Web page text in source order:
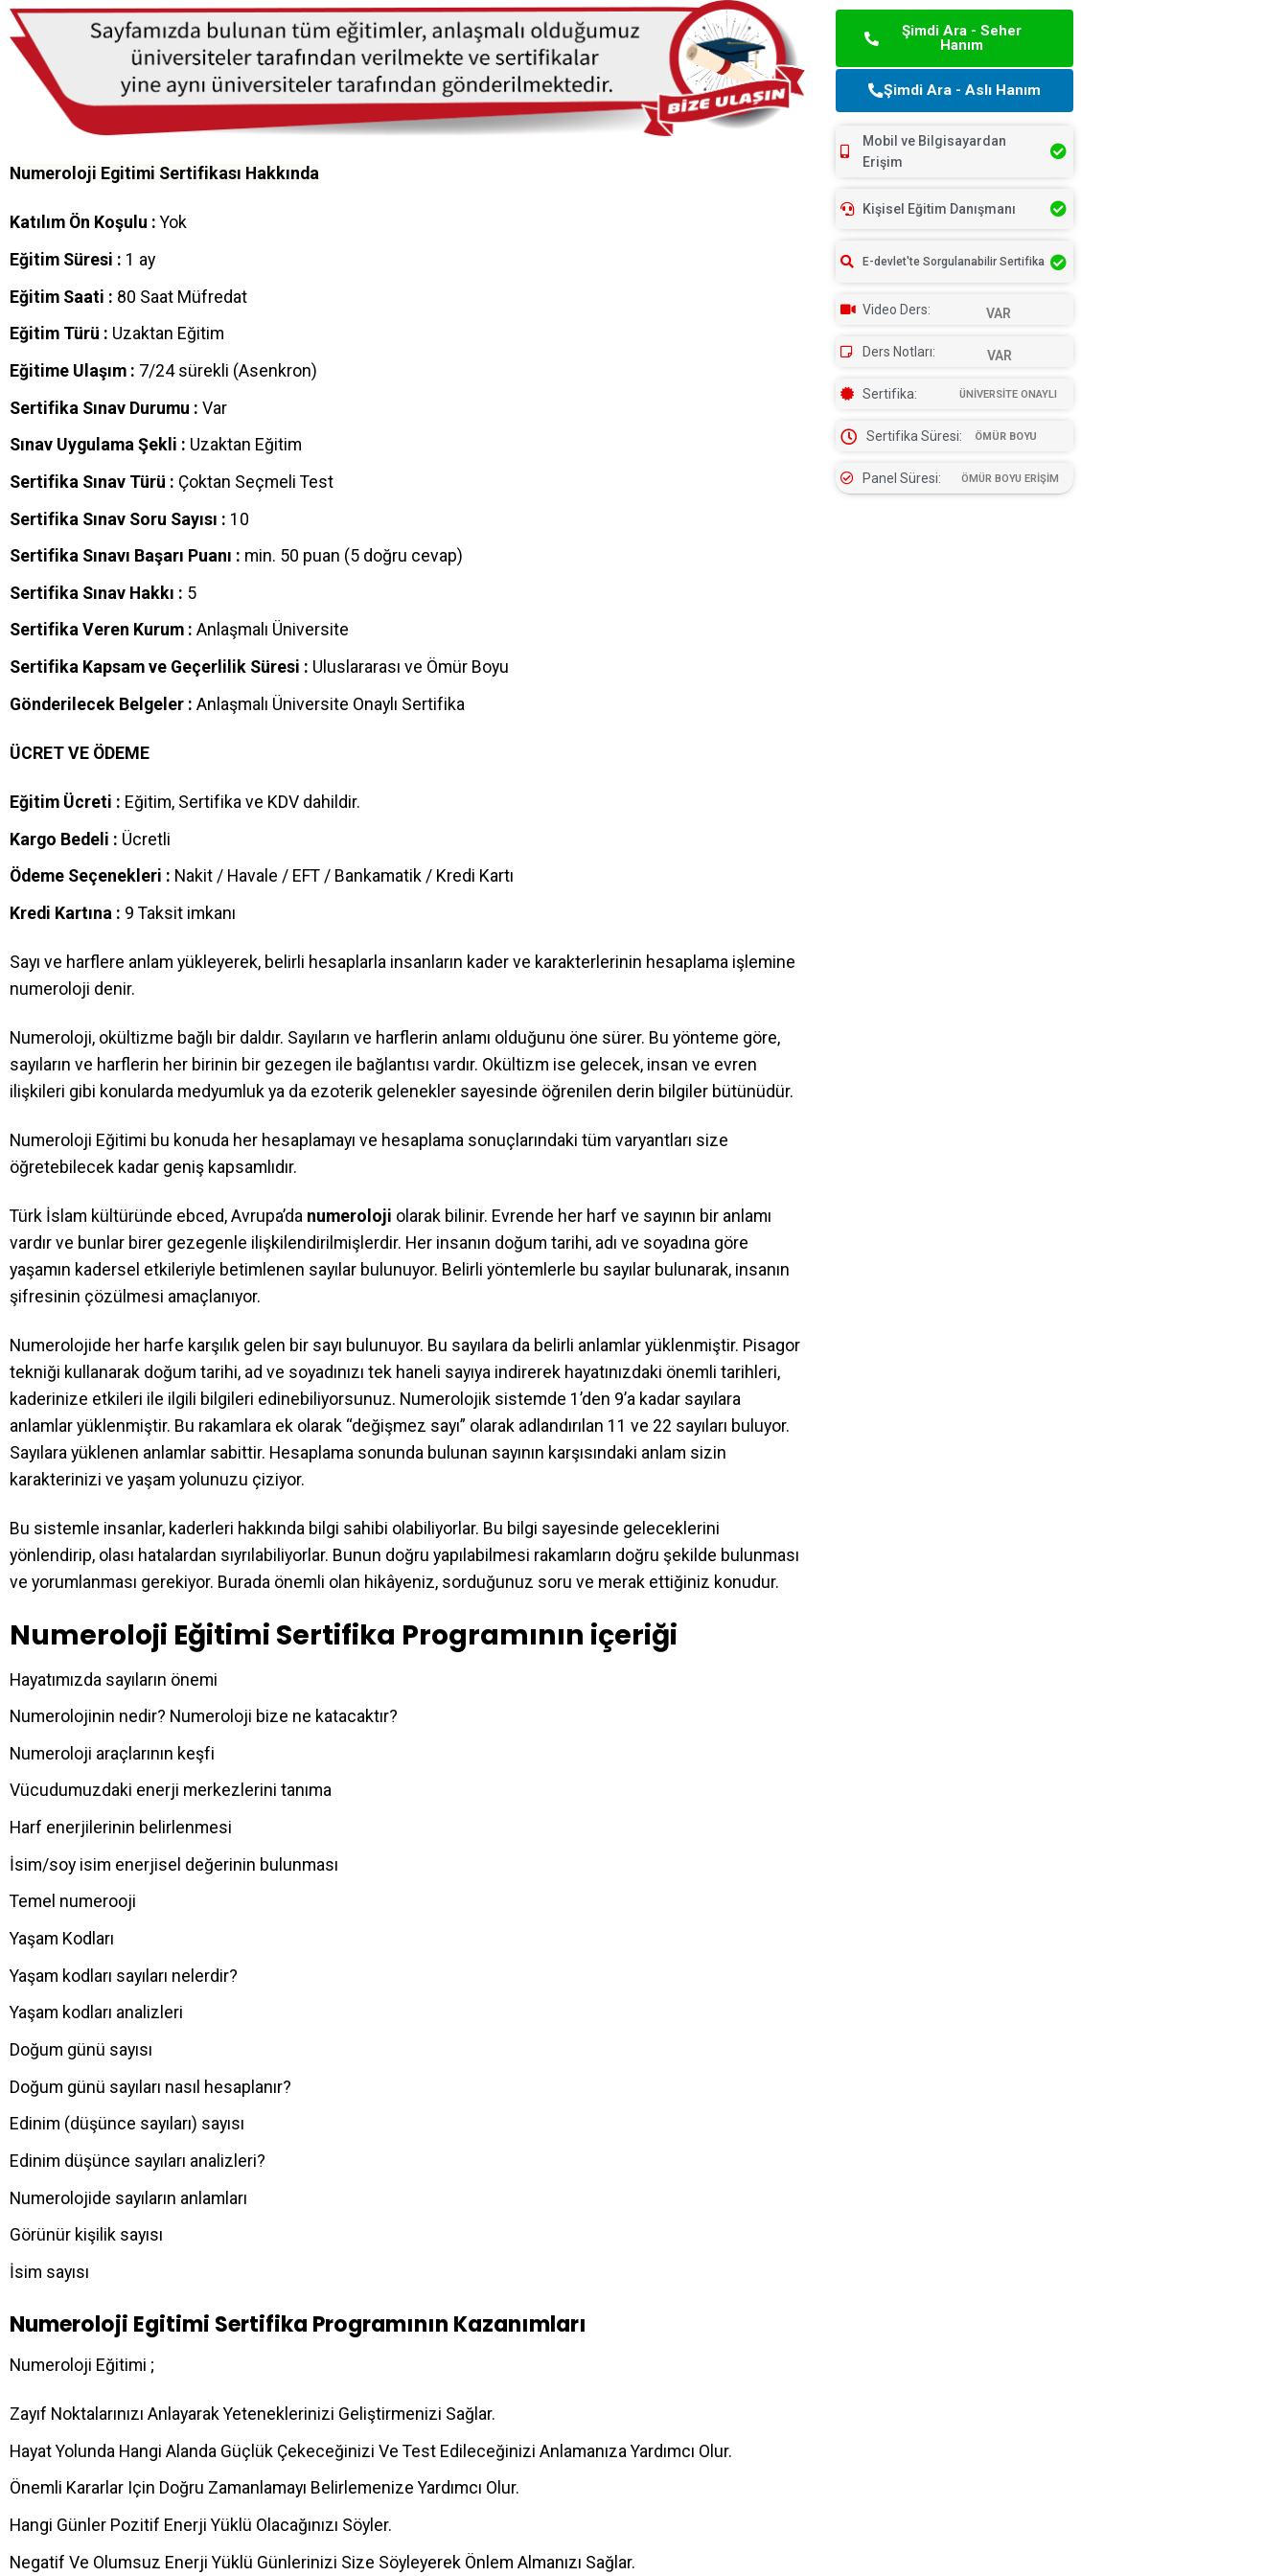
Numeroloji Egitimi Sertifikası Hakkında
Katılım Ön Koşulu : Yok
Eğitim Süresi : 1 ay
Eğitim Saati : 80 Saat Müfredat
Eğitim Türü : Uzaktan Eğitim
Eğitime Ulaşım : 7/24 sürekli (Asenkron)
Sertifika Sınav Durumu : Var
Sınav Uygulama Şekli : Uzaktan Eğitim
Sertifika Sınav Türü : Çoktan Seçmeli Test
Sertifika Sınav Soru Sayısı : 10
Sertifika Sınavı Başarı Puanı : min. 50 puan (5 doğru cevap)
Sertifika Sınav Hakkı : 5
Sertifika Veren Kurum : Anlaşmalı Üniversite
Sertifika Kapsam ve Geçerlilik Süresi : Uluslararası ve Ömür Boyu
Gönderilecek Belgeler : Anlaşmalı Üniversite Onaylı Sertifika
ÜCRET VE ÖDEME
Eğitim Ücreti : Eğitim, Sertifika ve KDV dahildir.
Kargo Bedeli : Ücretli
Ödeme Seçenekleri : Nakit / Havale / EFT / Bankamatik / Kredi Kartı
Kredi Kartına : 9 Taksit imkanı
Sayı ve harflere anlam yükleyerek, belirli hesaplarla insanların kader ve karakterlerinin hesaplama işlemine
numeroloji denir.
Numeroloji, okültizme bağlı bir daldır. Sayıların ve harflerin anlamı olduğunu öne sürer. Bu yönteme göre,
sayıların ve harflerin her birinin bir gezegen ile bağlantısı vardır. Okültizm ise gelecek, insan ve evren
ilişkileri gibi konularda medyumluk ya da ezoterik gelenekler sayesinde öğrenilen derin bilgiler bütünüdür.
Numeroloji Eğitimi bu konuda her hesaplamayı ve hesaplama sonuçlarındaki tüm varyantları size
öğretebilecek kadar geniş kapsamlıdır.
Türk İslam kültüründe ebced, Avrupa’da numeroloji olarak bilinir. Evrende her harf ve sayının bir anlamı
vardır ve bunlar birer gezegenle ilişkilendirilmişlerdir. Her insanın doğum tarihi, adı ve soyadına göre
yaşamın kadersel etkileriyle betimlenen sayılar bulunuyor. Belirli yöntemlerle bu sayılar bulunarak, insanın
şifresinin çözülmesi amaçlanıyor.
Numerolojide her harfe karşılık gelen bir sayı bulunuyor. Bu sayılara da belirli anlamlar yüklenmiştir. Pisagor
tekniği kullanarak doğum tarihi, ad ve soyadınızı tek haneli sayıya indirerek hayatınızdaki önemli tarihleri,
kaderinize etkileri ile ilgili bilgileri edinebiliyorsunuz. Numerolojik sistemde 1’den 9’a kadar sayılara
anlamlar yüklenmiştir. Bu rakamlara ek olarak “değişmez sayı” olarak adlandırılan 11 ve 22 sayıları buluyor.
Sayılara yüklenen anlamlar sabittir. Hesaplama sonunda bulunan sayının karşısındaki anlam sizin
karakterinizi ve yaşam yolunuzu çiziyor.
Bu sistemle insanlar, kaderleri hakkında bilgi sahibi olabiliyorlar. Bu bilgi sayesinde geleceklerini
yönlendirip, olası hatalardan sıyrılabiliyorlar. Bunun doğru yapılabilmesi rakamların doğru şekilde bulunması
ve yorumlanması gerekiyor. Burada önemli olan hikâyeniz, sorduğunuz soru ve merak ettiğiniz konudur.
Numeroloji Eğitimi Sertifika Programının içeriği
Hayatımızda sayıların önemi
Numerolojinin nedir? Numeroloji bize ne katacaktır?
Numeroloji araçlarının keşfi
Vücudumuzdaki enerji merkezlerini tanıma
Harf enerjilerinin belirlenmesi
İsim/soy isim enerjisel değerinin bulunması
Temel numerooji
Yaşam Kodları
Yaşam kodları sayıları nelerdir?
Yaşam kodları analizleri
Doğum günü sayısı
Doğum günü sayıları nasıl hesaplanır?
Edinim (düşünce sayıları) sayısı
Edinim düşünce sayıları analizleri?
Numerolojide sayıların anlamları
Görünür kişilik sayısı
İsim sayısı
Numeroloji Egitimi Sertifika Programının Kazanımları
Numeroloji Eğitimi ;
Zayıf Noktalarınızı Anlayarak Yeteneklerinizi Geliştirmenizi Sağlar.
Hayat Yolunda Hangi Alanda Güçlük Çekeceğinizi Ve Test Edileceğinizi Anlamanıza Yardımcı Olur.
Önemli Kararlar Için Doğru Zamanlamayı Belirlemenize Yardımcı Olur.
Hangi Günler Pozitif Enerji Yüklü Olacağınızı Söyler.
Negatif Ve Olumsuz Enerji Yüklü Günlerinizi Size Söyleyerek Önlem Almanızı Sağlar.
Şimdi Ara - Seher
Hanım
Şimdi Ara - Aslı Hanım
Mobil ve Bilgisayardan
Erişim
Kişisel Eğitim Danışmanı
E-devlet'te Sorgulanabilir Sertifika
Video Ders: VAR
Ders Notları: VAR
Sertifika: ÜNİVERSİTE ONAYLI
Sertifika Süresi: ÖMÜR BOYU
Panel Süresi: ÖMÜR BOYU ERİŞİM